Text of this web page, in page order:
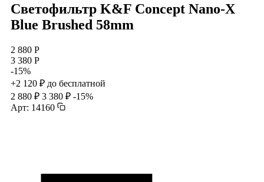
Светофильтр K&F Concept Nano-X
Blue Brushed 58mm
2 880 Р
3 380 Р
-15%
+2 120 ₽ до бесплатной
2 880 ₽ 3 380 ₽ -15%
Арт: 14160